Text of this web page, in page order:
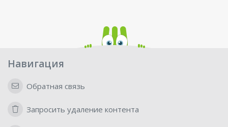
Навигация
Обратная связь
Запросить удаление контента